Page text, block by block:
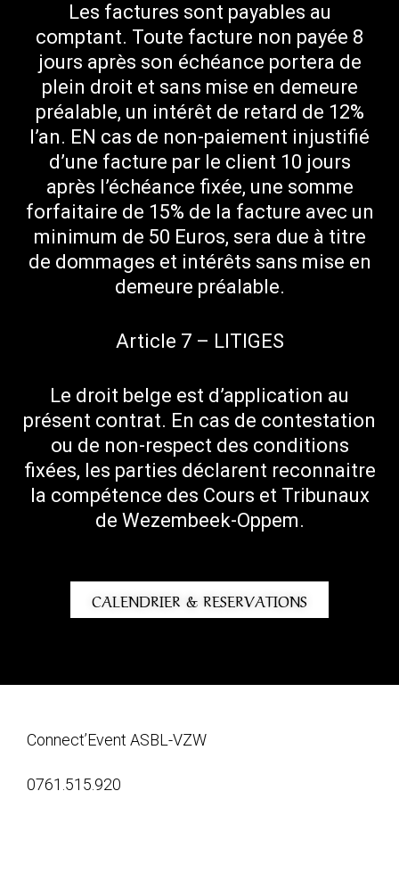
Les factures sont payables au
comptant. Toute facture non payée 8
jours après son échéance portera de
plein droit et sans mise en demeure
préalable, un intérêt de retard de 12%
l’an. EN cas de non-paiement injustifié
d’une facture par le client 10 jours
après l’échéance fixée, une somme
forfaitaire de 15% de la facture avec un
minimum de 50 Euros, sera due à titre
de dommages et intérêts sans mise en
demeure préalable.
Article 7 – LITIGES
Le droit belge est d’application au
présent contrat. En cas de contestation
ou de non-respect des conditions
fixées, les parties déclarent reconnaitre
la compétence des Cours et Tribunaux
de Wezembeek-Oppem.
CALENDRIER & RESERVATIONS
Connect’Event ASBL-VZW
0761.515.920